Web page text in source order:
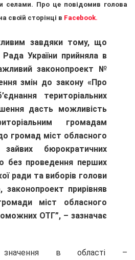
селами. Про це повідомив голова
своїй сторінці в Facebook.
завдяки тому, що
України прийняла в
законопроект №
змін до закону «Про
територіальних
дасть можливість
громадам
громад міст обласного
бюрократичних
без проведення перших
ради та виборів голови
законопроект прирівняв
міст обласного
ОТГ”, – зазначає
значення в області –